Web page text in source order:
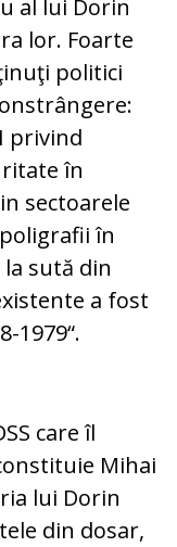
al lui Dorin
lor. Foarte
politici
privind
în
sectoarele
în
la sută din
a fost
1979“.
care îl
Mihai
lui Dorin
din dosar,